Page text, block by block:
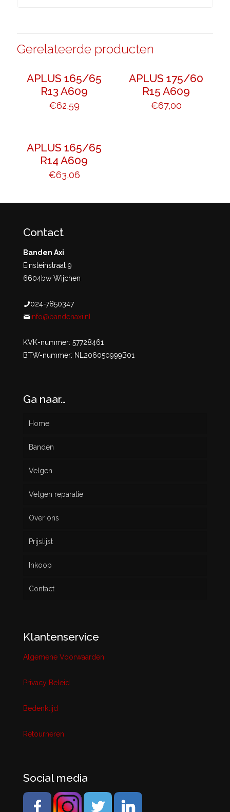
Gerelateerde producten
APLUS 165/65
R13 A609
€62,59
APLUS 175/60
R15 A609
€67,00
APLUS 165/65
R14 A609
€63,06
Contact
Banden Axi
Einsteinstraat 9
6604bw Wijchen
024-7850347
info@bandenaxi.nl
KVK-nummer: 57728461
BTW-nummer: NL206050999B01
Ga naar…
Home
Banden
Nieuw
Gebruikt
Velgen
Velgen reparatie
Over ons
Prijslijst
Inkoop
Contact
Klantenservice
Algemene Voorwaarden
Privacy Beleid
Bedenktijd
Retourneren
Social media